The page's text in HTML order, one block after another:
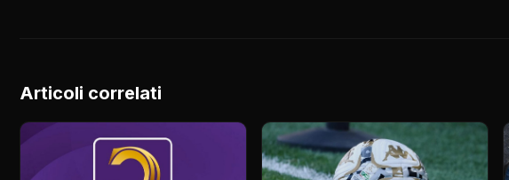
Articoli correlati